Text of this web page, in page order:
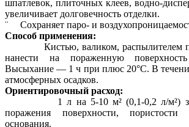
шпатлевок, плиточных клеев, водно-
увеличивает долговечность отделки.
¨ Сохраняет паро- и
Способ применения:
Кистью, валиком, распылителем
нанести на пораженную
Высыхание — 1 ч при плюс 20°С. В
атмосферных осадков.
Ориентировочный расход:
1 л на 5-10 м² (0,1-0,2 л/м²)
поражения поверхности, пористости
основания.